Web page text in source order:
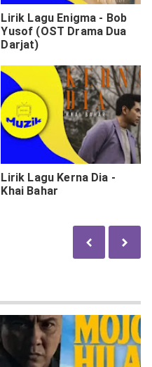
Lirik Lagu Enigma - Bob
Yusof (OST Drama Dua
Darjat)
Lirik Lagu Kerna Dia -
Khai Bahar